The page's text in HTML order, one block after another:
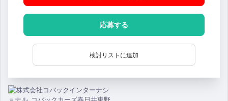
応募する
検討リストに追加